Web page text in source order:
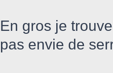
En gros je
pas envie de